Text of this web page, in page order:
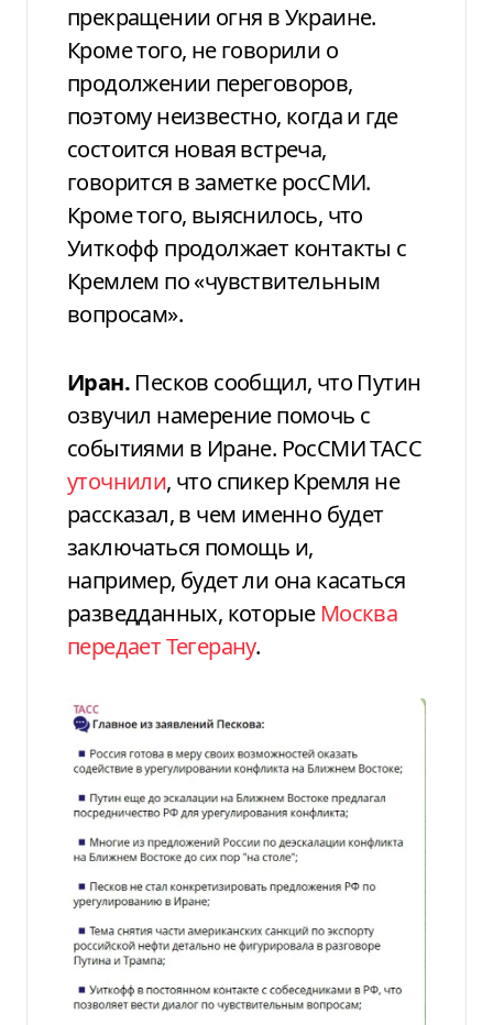
прекращении огня в Украине.
Кроме того, не говорили о
продолжении переговоров,
поэтому неизвестно, когда и где
состоится новая встреча,
говорится в заметке росСМИ.
Кроме того, выяснилось, что
Уиткофф продолжает контакты с
Кремлем по «чувствительным
вопросам».
Иран. Песков сообщил, что Путин
озвучил намерение помочь с
событиями в Иране. РосСМИ ТАСС
уточнили, что спикер Кремля не
рассказал, в чем именно будет
заключаться помощь и,
например, будет ли она касаться
разведданных, которые Москва
передает Тегерану.